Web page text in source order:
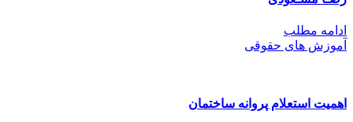
ادامه مطلب
آموزش های حقوقی
اهمیت استعلام پروانه ساختمان